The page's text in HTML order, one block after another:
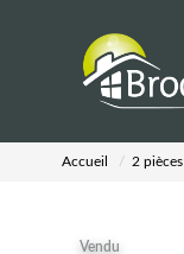
Accueil 2 pièces
Vendu